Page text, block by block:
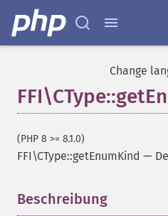
Change
(PHP 8 >= 8.1.0)
FFI\CType::getEnumKind —
Beschreibung